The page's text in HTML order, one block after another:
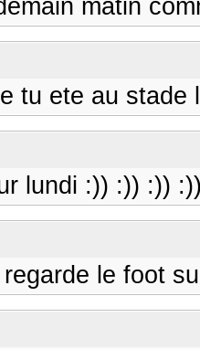
matin
tu ete au stade
lundi :)) :)) :))
le foot